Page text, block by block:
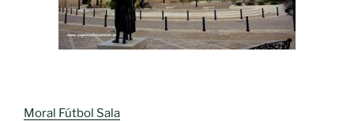
Moral Fútbol Sala